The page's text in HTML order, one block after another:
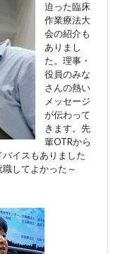
迫った臨床
作業療法大
会の紹介も
ありまし
た。理事・
役員のみな
さんの熱い
メッセージ
が伝わって
きます。先
輩OTRから
イスもありました
職してよかった～